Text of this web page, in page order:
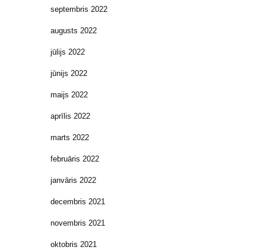
septembris 2022
augusts 2022
jūlijs 2022
jūnijs 2022
maijs 2022
aprīlis 2022
marts 2022
februāris 2022
janvāris 2022
decembris 2021
novembris 2021
oktobris 2021